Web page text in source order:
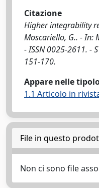
Citazione
Higher integrability
Moscariello, G.. - In:
- ISSN 0025-2611. -
151-170.
Appare nelle
1.1 Articolo in
File in questo
Non ci sono file